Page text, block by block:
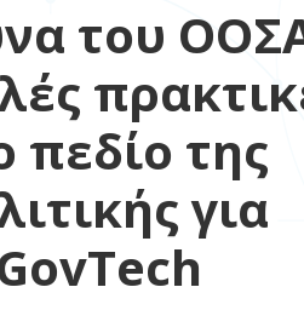
του
πεδίο της
για